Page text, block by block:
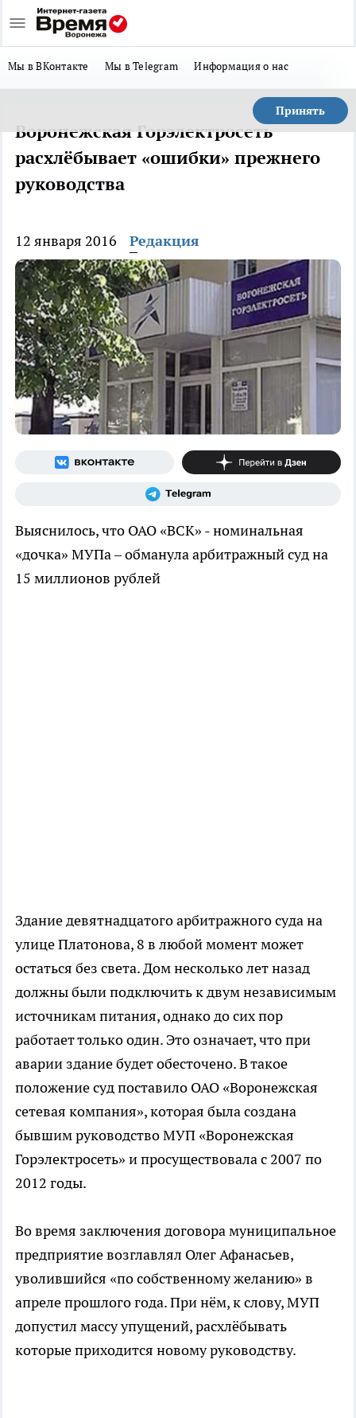
Мы в ВКонтакте Мы в Telegram Информация о нас
Принять
Воронежская Горэлектросеть
расхлёбывает «ошибки» прежнего
руководства
12 января 2016 Редакция
Выяснилось, что ОАО «ВСК» - номинальная
«дочка» МУПа – обманула арбитражный суд на
15 миллионов рублей
Здание девятнадцатого арбитражного суда на
улице Платонова, 8 в любой момент может
остаться без света. Дом несколько лет назад
должны были подключить к двум независимым
источникам питания, однако до сих пор
работает только один. Это означает, что при
аварии здание будет обесточено. В такое
положение суд поставило ОАО «Воронежская
сетевая компания», которая была создана
бывшим руководство МУП «Воронежская
Горэлектросеть» и просуществовала с 2007 по
2012 годы.
Во время заключения договора муниципальное
предприятие возглавлял Олег Афанасьев,
уволившийся «по собственному желанию» в
апреле прошлого года. При нём, к слову, МУП
допустил массу упущений, расхлёбывать
которые приходится новому руководству.